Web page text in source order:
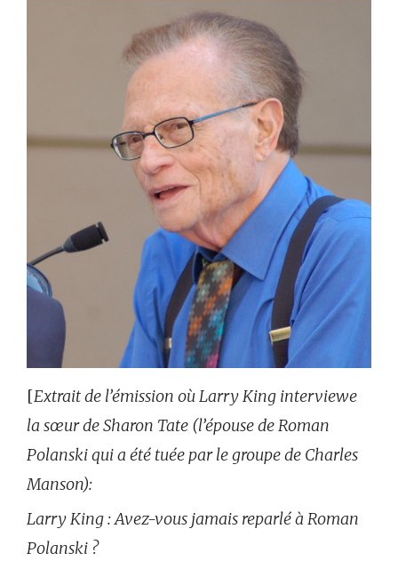
[Extrait de l’émission où Larry King interviewe
la sœur de Sharon Tate (l’épouse de Roman
Polanski qui a été tuée par le groupe de Charles
Manson):
Larry King : Avez-vous jamais reparlé à Roman
Polanski ?